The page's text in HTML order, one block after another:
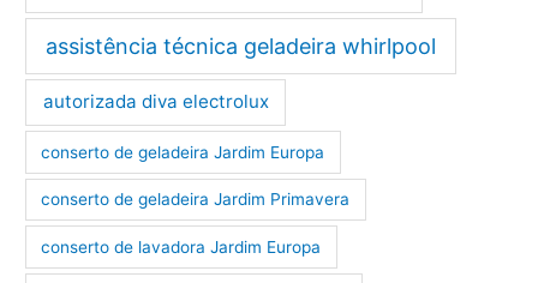
assistência técnica geladeira whirlpool
autorizada diva electrolux
conserto de geladeira Jardim Europa
conserto de geladeira Jardim Primavera
conserto de lavadora Jardim Europa